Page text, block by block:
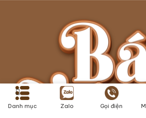
Danh mục Zalo Gọi điện